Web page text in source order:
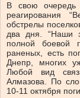
В свою очередь
реагирования
обстрелы
два дня. “Наши
полной боевой
раненых, есть
Днепр, многих
Любой вид
Алмазова. По
10-11 октября